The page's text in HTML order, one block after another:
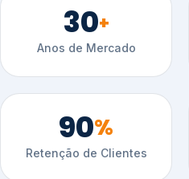
30+
Anos de Mercado
90%
Retenção de Clientes